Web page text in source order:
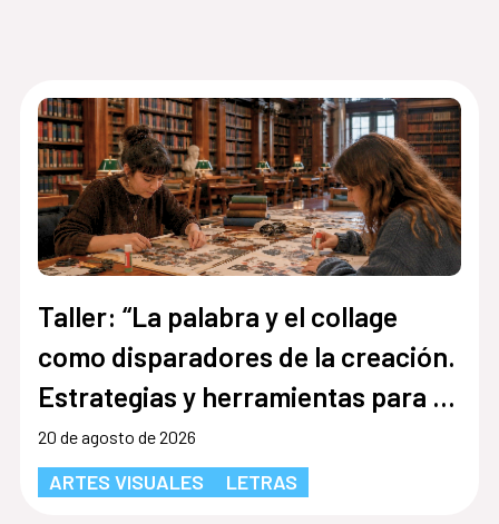
Taller: “La palabra y el collage
como disparadores de la creación.
Estrategias y herramientas para la
inclusión social comunitaria”
20 de agosto de 2026
ARTES VISUALES LETRAS